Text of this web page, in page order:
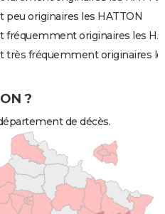
originaires les HATTON
fréquemment originaires les
très fréquemment originaires
?
de décès.